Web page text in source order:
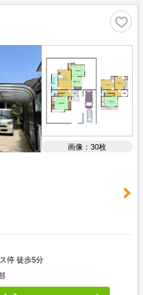
画像：30枚
停 徒歩5分